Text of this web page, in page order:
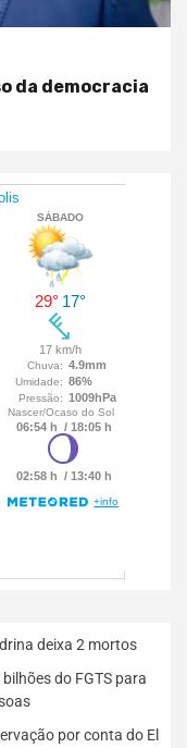
da democracia
deixa 2 mortos
do FGTS para
por conta do El